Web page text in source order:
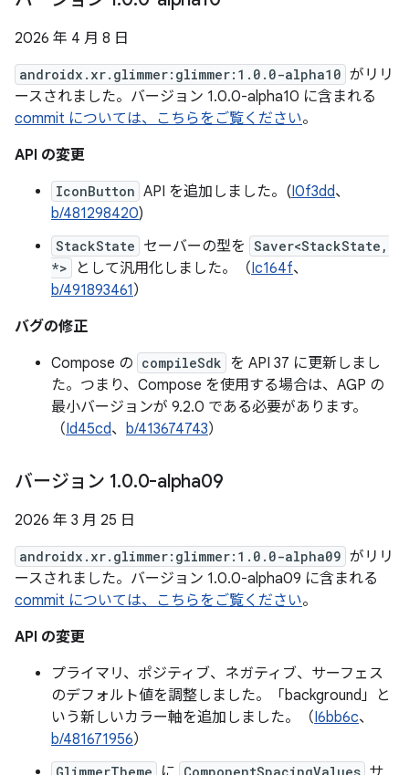
2026 年 4 月 8 日
androidx.xr.glimmer:glimmer:1.0.0-alpha10 がリリ
ースされました。バージョン 1.0.0-alpha10 に含まれる
commit については、こちらをご覧ください。
API の変更
IconButton API を追加しました。(I0f3dd、
b/481298420)
StackState セーバーの型を Saver<StackState,
*>
として汎用化しました。（Ic164f、
b/491893461）
バグの修正
Compose の compileSdk を API 37 に更新しまし
た。つまり、Compose を使用する場合は、AGP の
最小バージョンが 9.2.0 である必要があります。
（Id45cd、 b/413674743）
バージョン 1.0.0-alpha09
2026 年 3 月 25 日
androidx.xr.glimmer:glimmer:1.0.0-alpha09 がリリ
ースされました。バージョン 1.0.0-alpha09 に含まれる
commit については、こちらをご覧ください。
API の変更
プライマリ、ポジティブ、ネガティブ、サーフェス
のデフォルト値を調整しました。「background」と
いう新しいカラー軸を追加しました。（I6bb6c、
b/481671956）